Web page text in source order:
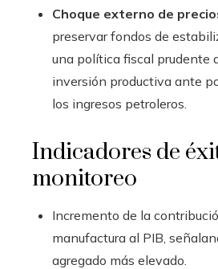
Choque externo de
preservar fondos de
una política fiscal prudente
inversión productiva ante
los ingresos petroleros.
Indicadores de
monitoreo
Incremento de la
manufactura al PIB,
agregado más elevado.